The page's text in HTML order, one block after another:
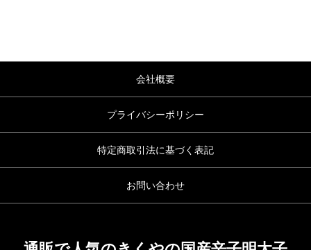
会社概要
プライバシーポリシー
特定商取引法に基づく表記
お問い合わせ